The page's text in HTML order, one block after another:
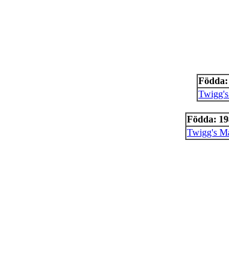
Födda:
Födda:
Twigg's